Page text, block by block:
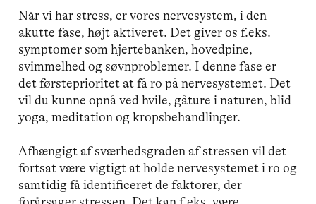
Når vi har stress, er vores nervesystem, i den
akutte fase, højt aktiveret. Det giver os f.eks.
symptomer som hjertebanken, hovedpine,
svimmelhed og søvnproblemer. I denne fase er
det førsteprioritet at få ro på nervesystemet. Det
vil du kunne opnå ved hvile, gåture i naturen, blid
yoga, meditation og kropsbehandlinger.
Afhængigt af sværhedsgraden af stressen vil det
fortsat være vigtigt at holde nervesystemet i ro og
samtidig få identificeret de faktorer, der